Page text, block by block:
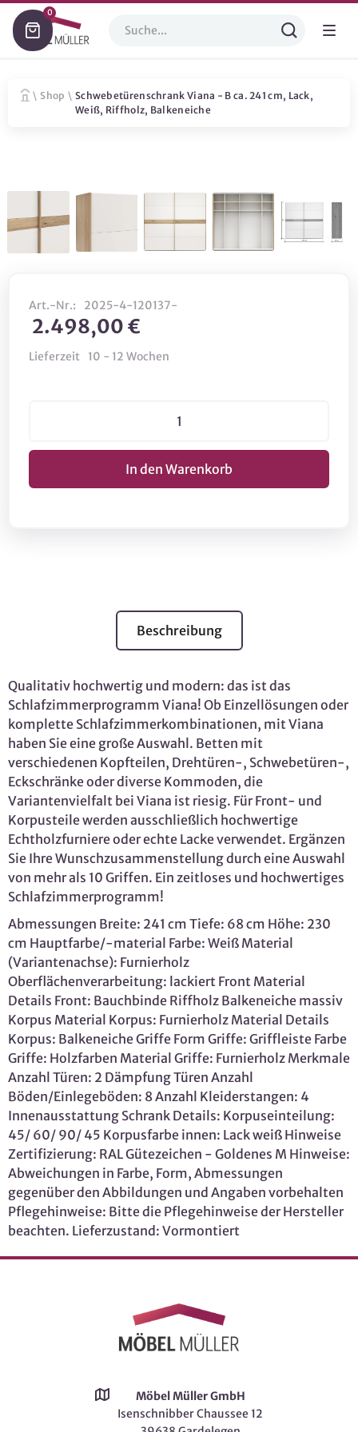
0
\ Shop \ Schwebetürenschrank Viana - B ca. 241 cm, Lack,
Weiß, Riffholz, Balkeneiche
Art.-Nr.: 2025-4-120137-
2.498,00 €
Lieferzeit 10 - 12 Wochen
Beschreibung
Qualitativ hochwertig und modern: das ist das
Schlafzimmerprogramm Viana! Ob Einzellösungen oder
komplette Schlafzimmerkombinationen, mit Viana
haben Sie eine große Auswahl. Betten mit
verschiedenen Kopfteilen, Drehtüren-, Schwebetüren-,
Eckschränke oder diverse Kommoden, die
Variantenvielfalt bei Viana ist riesig. Für Front- und
Korpusteile werden ausschließlich hochwertige
Echtholzfurniere oder echte Lacke verwendet. Ergänzen
Sie Ihre Wunschzusammenstellung durch eine Auswahl
von mehr als 10 Griffen. Ein zeitloses und hochwertiges
Schlafzimmerprogramm!
Abmessungen Breite: 241 cm Tiefe: 68 cm Höhe: 230
cm Hauptfarbe/-material Farbe: Weiß Material
(Variantenachse): Furnierholz
Oberflächenverarbeitung: lackiert Front Material
Details Front: Bauchbinde Riffholz Balkeneiche massiv
Korpus Material Korpus: Furnierholz Material Details
Korpus: Balkeneiche Griffe Form Griffe: Griffleiste Farbe
Griffe: Holzfarben Material Griffe: Furnierholz Merkmale
Anzahl Türen: 2 Dämpfung Türen Anzahl
Böden/Einlegeböden: 8 Anzahl Kleiderstangen: 4
Innenausstattung Schrank Details: Korpuseinteilung:
45/ 60/ 90/ 45 Korpusfarbe innen: Lack weiß Hinweise
Zertifizierung: RAL Gütezeichen - Goldenes M Hinweise:
Abweichungen in Farbe, Form, Abmessungen
gegenüber den Abbildungen und Angaben vorbehalten
Pflegehinweise: Bitte die Pflegehinweise der Hersteller
beachten. Lieferzustand: Vormontiert
Möbel Müller GmbH
Isenschnibber Chaussee 12